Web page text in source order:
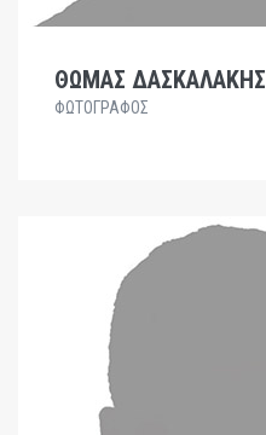
ΘΩΜΑΣ ΔΑΣΚΑΛΑΚΗΣ
ΦΩΤΟΓΡΑΦΟΣ